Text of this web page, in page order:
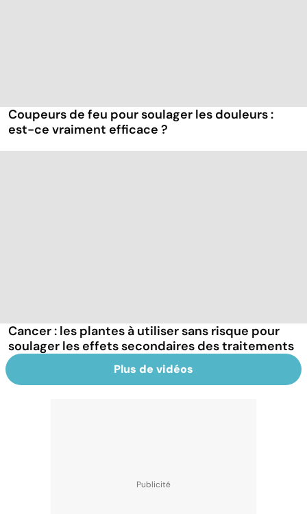
Coupeurs de feu pour soulager les douleurs :
est-ce vraiment efficace ?
Cancer : les plantes à utiliser sans risque pour
soulager les effets secondaires des traitements
Plus de vidéos